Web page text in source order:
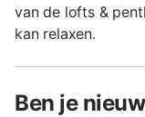
van de lofts &
kan relaxen.
Ben je